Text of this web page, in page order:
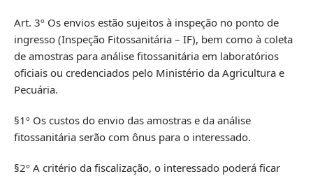
Art. 3º Os envios estão sujeitos à inspeção no ponto de
ingresso (Inspeção Fitossanitária – IF), bem como à coleta
de amostras para análise fitossanitária em laboratórios
oficiais ou credenciados pelo Ministério da Agricultura e
Pecuária.
§1º Os custos do envio das amostras e da análise
fitossanitária serão com ônus para o interessado.
§2º A critério da fiscalização, o interessado poderá ficar